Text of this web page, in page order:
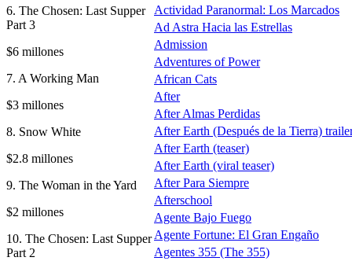
6. The Chosen: Last Supper
Part 3
$6 millones
7. A Working Man
$3 millones
8. Snow White
$2.8 millones
9. The Woman in the Yard
$2 millones
10. The Chosen: Last Supper
Part 2
Actividad Paranormal: Los Marcados
Ad Astra Hacia las Estrellas
Admission
Adventures of Power
African Cats
After
After Almas Perdidas
After Earth (Después de la Tierra)
After Earth (teaser)
After Earth (viral teaser)
After Para Siempre
Afterschool
Agente Bajo Fuego
Agente Fortune: El Gran Engaño
Agentes 355 (The 355)